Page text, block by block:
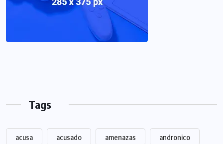
Tags
acusa acusado amenazas andronico